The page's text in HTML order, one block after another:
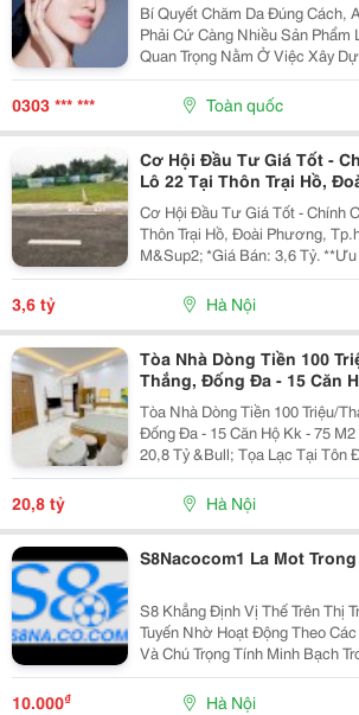
Bí Quyết Chăm Da Đúng Cách, Ai
Phải Cứ Càng Nhiều Sản Phẩm
Quan Trọng Nằm Ở Việc Xây
Sóc Da Khoa Học, Phù Hợp Với
Duy Trì Đều Đặn Mỗi Ngày. Khi
0303 *** *** Toàn quốc
Cơ Hội Đầu Tư Giá Tốt -
Lô 22 Tại Thôn Trại Hồ,
Nội.
Cơ Hội Đầu Tư Giá Tốt - Chính
Thôn Trại Hồ, Đoài Phương, Tp.hà Nội. *Diện
M&Sup2; *Giá Bán: 3,6 Tỷ.
Thông Huyết Mạch - Chỉ 500M
Chuyển Nhanh Về Trung Tâm
3,6 tỷ Hà Nội
Tòa Nhà Dòng Tiền 100
Thắng, Đống Đa - 15 Căn
Tầng - Mt 6,1 M - 20,8 Tỷ
Tòa Nhà Dòng Tiền 100 Triệu/
Đống Đa - 15 Căn Hộ Kk - 75
20,8 Tỷ &Bull; Tọa Lạc Tại Tôn
Cách Mặt Phố Khoảng 50 Mét,
10 Mét, Vị Trí Thuận Tiện Khai
20,8 tỷ Hà Nội
S8Nacocom1 La Mot Trong
S8 Khẳng Định Vị Thế Trên Thị
Tuyến Nhờ Hoạt Động Theo
Và Chú Trọng Tính Minh Bạch
Là Nền Tảng Được Nhiều
Về Sự Chuyên Nghiệp Và Uy Tín.
10.000₫ Hà Nội